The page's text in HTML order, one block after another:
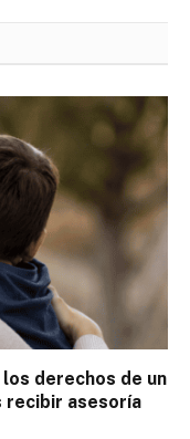
derechos de un
recibir asesoría